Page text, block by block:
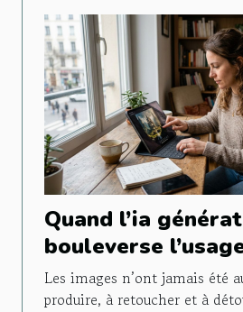
Quand l’ia
bouleverse
de l’image
Les images n’ont jamais été
produire, à retoucher et à